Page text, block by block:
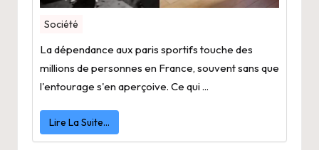
Société
La dépendance aux paris sportifs touche des
millions de personnes en France, souvent sans que
l'entourage s'en aperçoive. Ce qui ...
Lire La Suite…